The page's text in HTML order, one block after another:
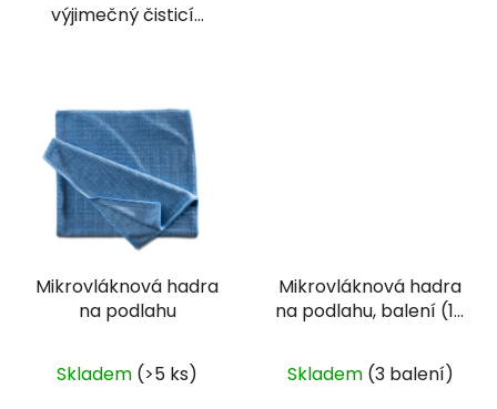
výjimečný čisticí...
Mikrovláknová hadra
na podlahu
Skladem (>5 ks)
Mikrovláknová hadra
na podlahu, balení (10
Skladem (3 balení)